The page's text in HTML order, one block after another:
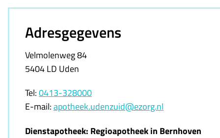
Adresgegevens
Velmolenweg 84
5404 LD Uden
Tel:0413-328000
E-mail:apotheek.udenzuid@ezorg.nl
Dienstapotheek: Regioapotheek in Bernhoven